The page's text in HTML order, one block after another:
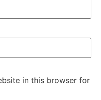
in this browser for